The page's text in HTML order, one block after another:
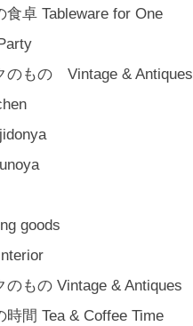
食卓 Tableware for One
のもの Vintage & Antiques
goods
のもの Vintage & Antiques
時間 Tea & Coffee Time